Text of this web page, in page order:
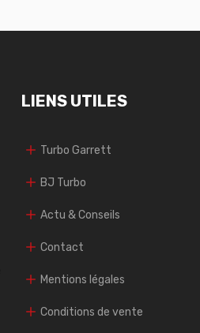
LIENS UTILES
Turbo Garrett
BJ Turbo
Actu & Conseils
Contact
Mentions légales
Conditions de vente